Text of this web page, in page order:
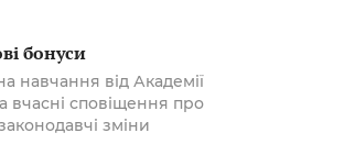
бонуси
навчання від Академії
вчасні сповіщення про
зміни